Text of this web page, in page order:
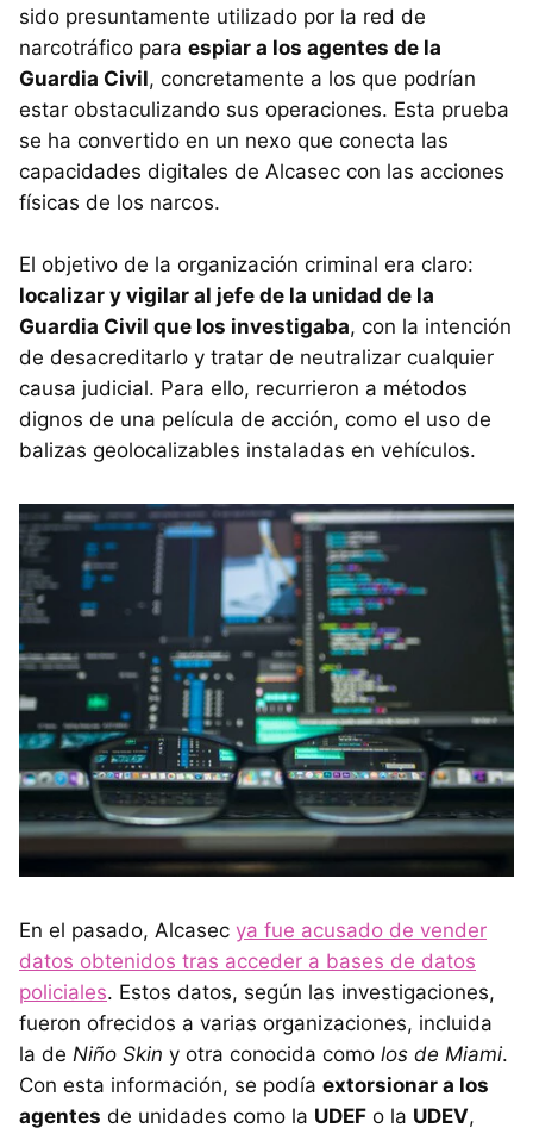
sido presuntamente utilizado por la red de
narcotráfico para espiar a los agentes de la
Guardia Civil, concretamente a los que podrían
estar obstaculizando sus operaciones. Esta prueba
se ha convertido en un nexo que conecta las
capacidades digitales de Alcasec con las acciones
físicas de los narcos.
El objetivo de la organización criminal era claro:
localizar y vigilar al jefe de la unidad de la
Guardia Civil que los investigaba, con la intención
de desacreditarlo y tratar de neutralizar cualquier
causa judicial. Para ello, recurrieron a métodos
dignos de una película de acción, como el uso de
balizas geolocalizables instaladas en vehículos.
En el pasado, Alcasec ya fue acusado de vender
datos obtenidos tras acceder a bases de datos
policiales. Estos datos, según las investigaciones,
fueron ofrecidos a varias organizaciones, incluida
la de Niño Skin y otra conocida como los de Miami.
Con esta información, se podía extorsionar a los
agentes de unidades como la UDEF o la UDEV,